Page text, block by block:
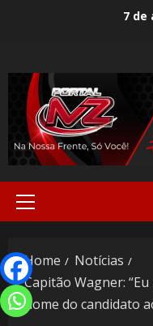
7 de
Home
Notícias
Capitão Wagner:
nome do candidato